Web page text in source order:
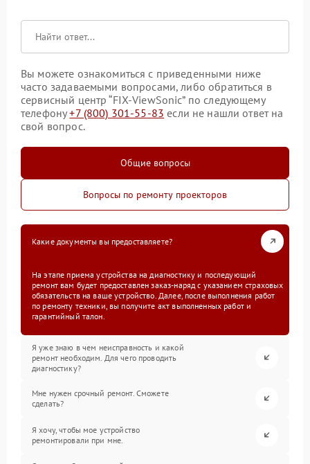
Вы можете ознакомиться с приведенными ниже
часто задаваемыми вопросами, либо обратиться в
сервисный центр “FIX-ViewSonic” по следующему
телефону+7 (800) 301-55-83 если не нашли ответ на
свой вопрос.
Общие вопросы
Вопросы по ремонту проекторов
Какие документы вы предоставляете?
На этапе приема устройства на диагностику и последующий
ремонт вам будет предоставлен заказ-наряд с указанием страховых
обязательств на ваше устройство. Далее, после выполнения работ
по ремонту техники, вы получите акт выполненных работ и
гарантийный талон.
Я уже знаю в чем неисправность и какой
ремонт необходим. Для чего проводить
диагностику?
Мне нужен срочный ремонт. Сможете
сделать?
Я хочу, чтобы мое устройство
ремонтировали при мне.